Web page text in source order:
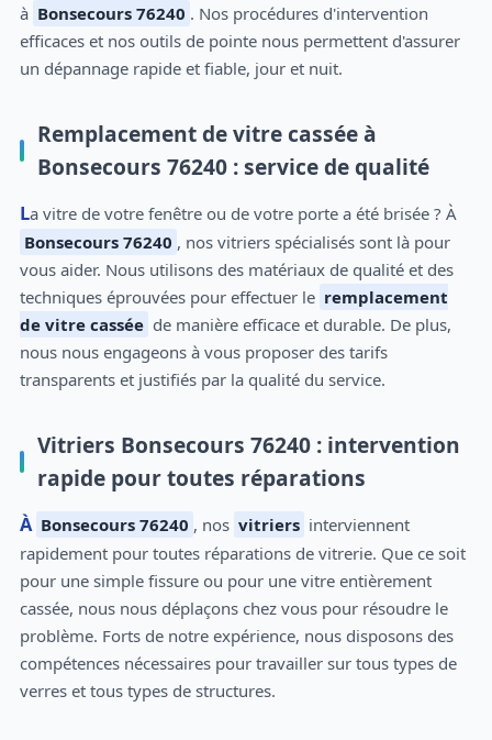
à Bonsecours 76240 . Nos procédures d'intervention
efficaces et nos outils de pointe nous permettent d'assurer
un dépannage rapide et fiable, jour et nuit.
Remplacement de vitre cassée à
Bonsecours 76240 : service de qualité
La vitre de votre fenêtre ou de votre porte a été brisée ? À
Bonsecours 76240 , nos vitriers spécialisés sont là pour
vous aider. Nous utilisons des matériaux de qualité et des
techniques éprouvées pour effectuer le remplacement
de vitre cassée de manière efficace et durable. De plus,
nous nous engageons à vous proposer des tarifs
transparents et justifiés par la qualité du service.
Vitriers Bonsecours 76240 : intervention
rapide pour toutes réparations
À Bonsecours 76240 , nos vitriers interviennent
rapidement pour toutes réparations de vitrerie. Que ce soit
pour une simple fissure ou pour une vitre entièrement
cassée, nous nous déplaçons chez vous pour résoudre le
problème. Forts de notre expérience, nous disposons des
compétences nécessaires pour travailler sur tous types de
verres et tous types de structures.